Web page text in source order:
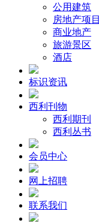
公用建筑
房地产项目
商业地产
旅游景区
酒店
标识资讯
西利刊物
西利期刊
西利丛书
会员中心
网上招聘
联系我们